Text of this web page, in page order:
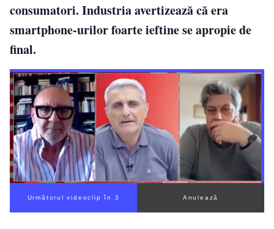
consumatori. Industria avertizează că era
smartphone-urilor foarte ieftine se apropie de
final.
Următorul videoclip în 2 Anulează